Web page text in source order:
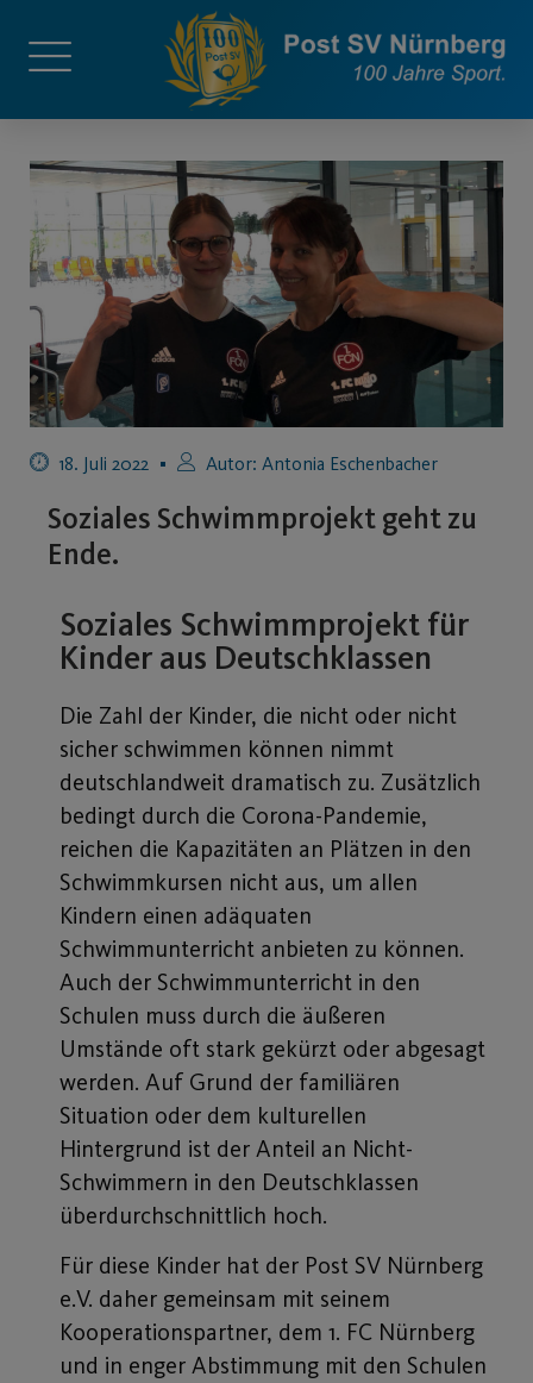
18. Juli 2022 Autor: Antonia Eschenbacher
Soziales Schwimmprojekt geht zu
Ende.
Soziales Schwimmprojekt für
Kinder aus Deutschklassen
Die Zahl der Kinder, die nicht oder nicht
sicher schwimmen können nimmt
deutschlandweit dramatisch zu. Zusätzlich
bedingt durch die Corona-Pandemie,
reichen die Kapazitäten an Plätzen in den
Schwimmkursen nicht aus, um allen
Kindern einen adäquaten
Schwimmunterricht anbieten zu können.
Auch der Schwimmunterricht in den
Schulen muss durch die äußeren
Umstände oft stark gekürzt oder abgesagt
werden. Auf Grund der familiären
Situation oder dem kulturellen
Hintergrund ist der Anteil an Nicht-
Schwimmern in den Deutschklassen
überdurchschnittlich hoch.
Für diese Kinder hat der Post SV Nürnberg
e.V. daher gemeinsam mit seinem
Kooperationspartner, dem 1. FC Nürnberg
und in enger Abstimmung mit den Schulen